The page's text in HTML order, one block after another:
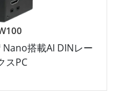
搭載AI DINレー
スPC